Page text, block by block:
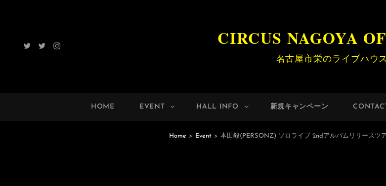
TwitterRadioInstagram CIRCUS NAGOYA
名古屋市栄のライブハウス
HOME EVENT HALL INFO 新規キャンペーン
Home > Event > 本田毅(PERSONZ) ソロライブ 2ndアルバムリリースツ